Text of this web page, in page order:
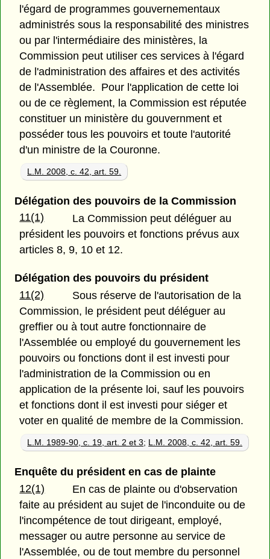
l'égard de programmes gouvernementaux
administrés sous la responsabilité des ministres
ou par l'intermédiaire des ministères, la
Commission peut utiliser ces services à l'égard
de l'administration des affaires et des activités
de l'Assemblée. Pour l'application de cette loi
ou de ce règlement, la Commission est réputée
constituer un ministère du gouvernment et
posséder tous les pouvoirs et toute l'autorité
d'un ministre de la Couronne.
L.M. 2008, c. 42, art. 59.
Délégation des pouvoirs de la Commission
11(1)
La Commission peut déléguer au
président les pouvoirs et fonctions prévus aux
articles 8, 9, 10 et 12.
Délégation des pouvoirs du président
11(2)
Sous réserve de l'autorisation de la
Commission, le président peut déléguer au
greffier ou à tout autre fonctionnaire de
l'Assemblée ou employé du gouvernement les
pouvoirs ou fonctions dont il est investi pour
l'administration de la Commission ou en
application de la présente loi, sauf les pouvoirs
et fonctions dont il est investi pour siéger et
voter en qualité de membre de la Commission.
L.M. 1989-90, c. 19, art. 2 et 3; L.M. 2008, c. 42, art. 59.
Enquête du président en cas de plainte
12(1)
En cas de plainte ou d'observation
faite au président au sujet de l'inconduite ou de
l'incompétence de tout dirigeant, employé,
messager ou autre personne au service de
l'Assemblée, ou de tout membre du personnel